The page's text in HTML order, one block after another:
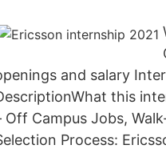
and salary
this
Off Campus Jobs,
Process: